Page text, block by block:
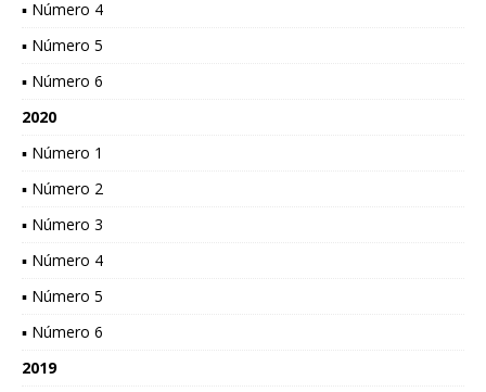
▪ Número 4
▪ Número 5
▪ Número 6
2020
▪ Número 1
▪ Número 2
▪ Número 3
▪ Número 4
▪ Número 5
▪ Número 6
2019